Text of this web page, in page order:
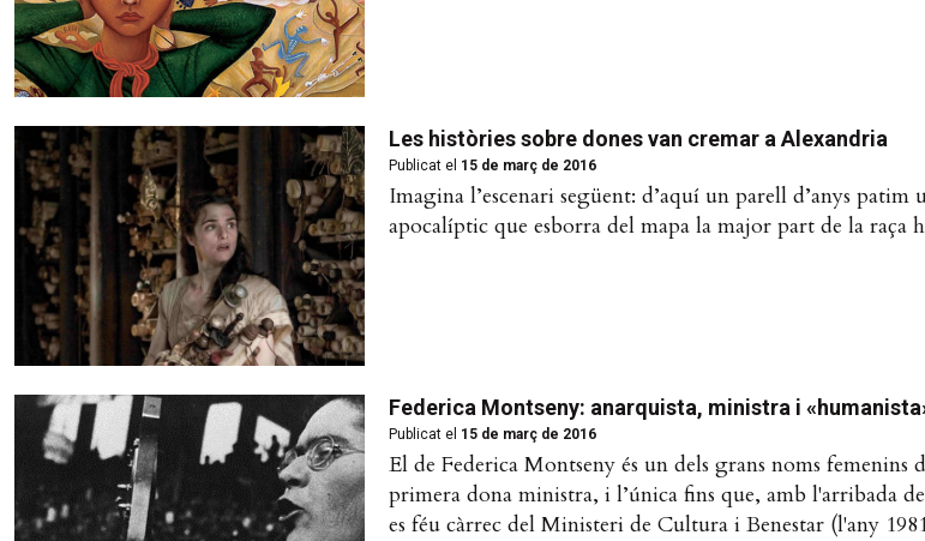
Les històries sobre dones van cremar a Alexandria
Publicat el 15 de març de 2016
Imagina l’escenari següent: d’aquí un parell d’anys patim
apocalíptic que esborra del mapa la major part de la raça
Federica Montseny: anarquista, ministra i
Publicat el 15 de març de 2016
El de Federica Montseny és un dels grans noms femenins
primera dona ministra, i l’única fins que, amb l'arribada
es féu càrrec del Ministeri de Cultura i Benestar (l'any